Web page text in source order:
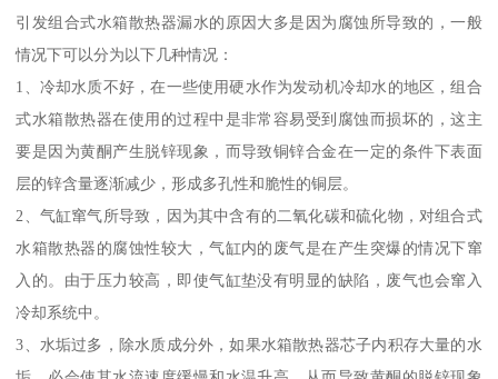
引发组合式水箱散热器漏水的原因大多是因为腐蚀所导致的，一般
情况下可以分为以下几种情况：
1、冷却水质不好，在一些使用硬水作为发动机冷却水的地区，组合
式水箱散热器在使用的过程中是非常容易受到腐蚀而损坏的，这主
要是因为黄酮产生脱锌现象，而导致铜锌合金在一定的条件下表面
层的锌含量逐渐减少，形成多孔性和脆性的铜层。
2、气缸窜气所导致，因为其中含有的二氧化碳和硫化物，对组合式
水箱散热器的腐蚀性较大，气缸内的废气是在产生突爆的情况下窜
入的。由于压力较高，即使气缸垫没有明显的缺陷，废气也会窜入
冷却系统中。
3、水垢过多，除水质成分外，如果水箱散热器芯子内积存大量的水